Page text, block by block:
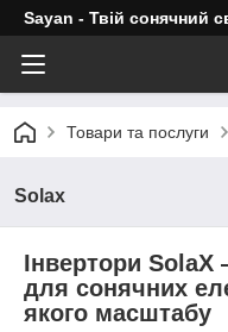
Sayan - Твій сонячний
Товари та послуги
Solax
Інвертори SolaX
для сонячних
якого масштабу